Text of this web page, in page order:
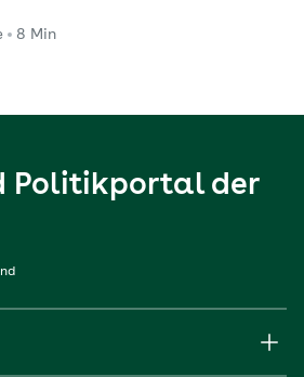
8 Min
Politikportal der